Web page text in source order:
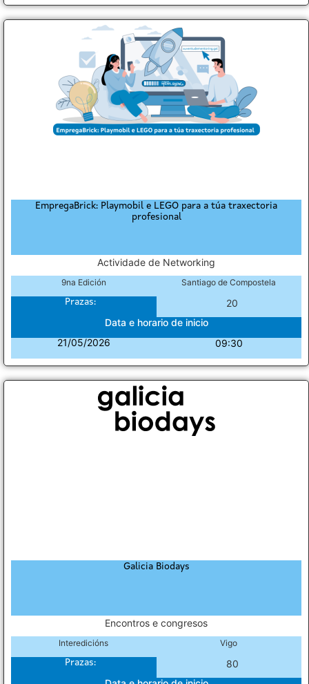
EmpregaBrick: Playmobil e LEGO para a túa traxectoria
profesional
Actividade de Networking
9na Edición Santiago de Compostela
Prazas:
20
Data e horario de inicio
21/05/2026
09:30
Galicia Biodays
Encontros e congresos
Interedicións Vigo
Prazas:
80